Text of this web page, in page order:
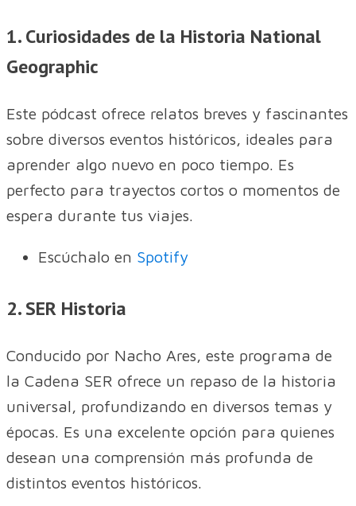
1. Curiosidades de la Historia National
Geographic
Este pódcast ofrece relatos breves y fascinantes
sobre diversos eventos históricos, ideales para
aprender algo nuevo en poco tiempo. Es
perfecto para trayectos cortos o momentos de
espera durante tus viajes.
Escúchalo en Spotify
2. SER Historia
Conducido por Nacho Ares, este programa de
la Cadena SER ofrece un repaso de la historia
universal, profundizando en diversos temas y
épocas. Es una excelente opción para quienes
desean una comprensión más profunda de
distintos eventos históricos.